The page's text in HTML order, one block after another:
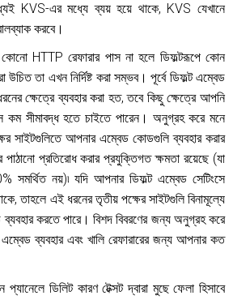
KVS-এর মধ্যে ব্যয় হয়ে থাকে, KVS যেখানে
করবে।
HTTP রেফারার পাস না হলে ডিফল্টরূপে কোন
উচিত তা এখন নির্দিষ্ট করা সম্ভব। পূর্বে ডিফল্ট এম্বেড
ক্ষেত্রে ব্যবহার করা হত, তবে কিছু ক্ষেত্রে আপনি
কম সীমাবদ্ধ হতে চাইতে পারেন। অনুগ্রহ করে মনে
সাইটগুলিতে আপনার এম্বেড কোডগুলি ব্যবহার করার
প্রতিরোধ করার প্রযুক্তিগত ক্ষমতা রয়েছে (যা
সমর্থিত নয়)৷ যদি আপনার ডিফল্ট এম্বেড সেটিংসে
তাহলে এই ধরনের তৃতীয় পক্ষের সাইটগুলি বিনামূল্যে
করতে পারে। বিশদ বিবরণের জন্য অনুগ্রহ করে
ব্যবহার এবং খালি রেফারারের জন্য আপনার কত
ডিলিট কারণ টেক্সট দ্বারা মুছে ফেলা হিসাবে